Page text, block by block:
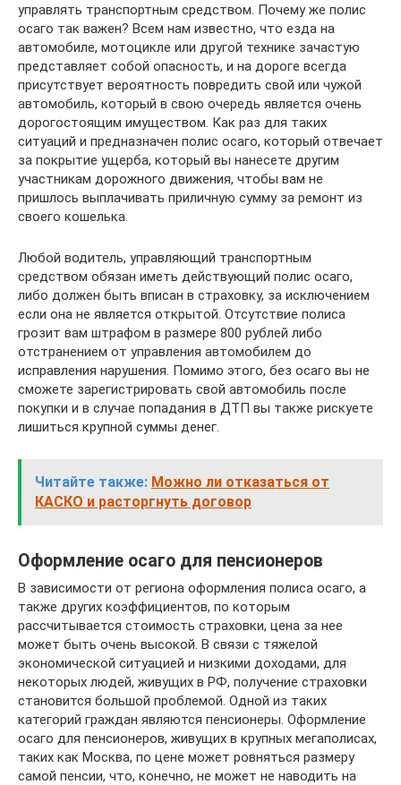
управлять транспортным средством. Почему же полис
осаго так важен? Всем нам известно, что езда на
автомобиле, мотоцикле или другой технике зачастую
представляет собой опасность, и на дороге всегда
присутствует вероятность повредить свой или чужой
автомобиль, который в свою очередь является очень
дорогостоящим имуществом. Как раз для таких
ситуаций и предназначен полис осаго, который отвечает
за покрытие ущерба, который вы нанесете другим
участникам дорожного движения, чтобы вам не
пришлось выплачивать приличную сумму за ремонт из
своего кошелька.
Любой водитель, управляющий транспортным
средством обязан иметь действующий полис осаго,
либо должен быть вписан в страховку, за исключением
если она не является открытой. Отсутствие полиса
грозит вам штрафом в размере 800 рублей либо
отстранением от управления автомобилем до
исправления нарушения. Помимо этого, без осаго вы не
сможете зарегистрировать свой автомобиль после
покупки и в случае попадания в ДТП вы также рискуете
лишиться крупной суммы денег.
Читайте также: Можно ли отказаться от
КАСКО и расторгнуть договор
Оформление осаго для пенсионеров
В зависимости от региона оформления полиса осаго, а
также других коэффициентов, по которым
рассчитывается стоимость страховки, цена за нее
может быть очень высокой. В связи с тяжелой
экономической ситуацией и низкими доходами, для
некоторых людей, живущих в РФ, получение страховки
становится большой проблемой. Одной из таких
категорий граждан являются пенсионеры. Оформление
осаго для пенсионеров, живущих в крупных мегаполисах,
таких как Москва, по цене может ровняться размеру
самой пенсии, что, конечно, не может не наводить на